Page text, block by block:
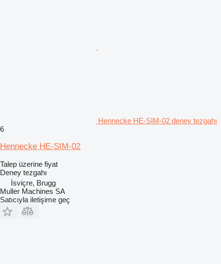
Hennecke HE-SIM-02 deney tezgahı
6
Hennecke HE-SIM-02
Talep üzerine fiyat
Deney tezgahı
İsviçre, Brugg
Muller Machines SA
Satıcıyla iletişime geç